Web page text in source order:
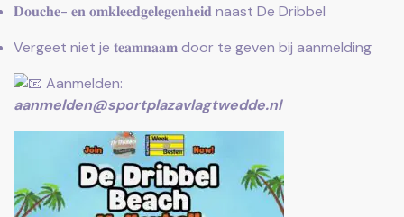
𝐃𝐨𝐮𝐜𝐡𝐞- 𝐞𝐧 𝐨𝐦𝐤𝐥𝐞𝐞𝐝𝐠𝐞𝐥𝐞𝐠𝐞𝐧𝐡𝐞𝐢𝐝 naast De Dribbel
Vergeet niet je 𝐭𝐞𝐚𝐦𝐧𝐚𝐚𝐦 door te geven bij aanmelding
Aanmelden:
aanmelden@sportplazavlagtwedde.nl